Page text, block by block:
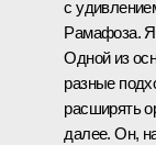
с
Рамафоза.
Одной из
разные
расширять
далее. Он,